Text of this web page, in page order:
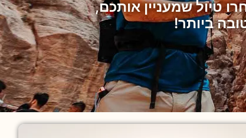
טיול שמעניין אותכם,
ביותר!